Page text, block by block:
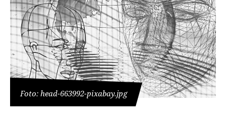
Foto: head-663992-pixabay.jpg